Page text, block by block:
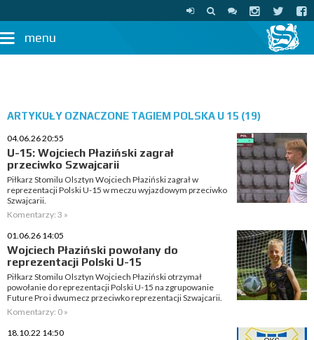
menu
ARTYKUŁY OZNACZONE TAGIEM POLSKA U 15 (19)
04.06.26 20:55
U-15: Wojciech Płaziński zagrał
przeciwko Szwajcarii
Piłkarz Stomilu Olsztyn Wojciech Płaziński zagrał w
reprezentacji Polski U-15 w meczu wyjazdowym przeciwko
Szwajcarii.
Komentarzy: 3 »
01.06.26 14:05
Wojciech Płaziński powołany do
reprezentacji Polski U-15
Piłkarz Stomilu Olsztyn Wojciech Płaziński otrzymał
powołanie do reprezentacji Polski U-15 na zgrupowanie
Future Pro i dwumecz przeciwko reprezentacji Szwajcarii.
Komentarzy: 0 »
18.10.22 14:50